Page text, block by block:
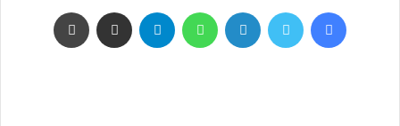
فيسبوك تويتر لينكدإن واتساب تيلقرام مشاركة عبر البريد